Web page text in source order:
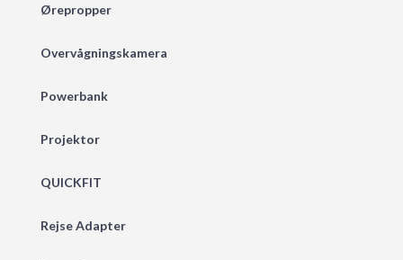
Ørepropper
Overvågningskamera
Powerbank
Projektor
QUICKFIT
Rejse Adapter